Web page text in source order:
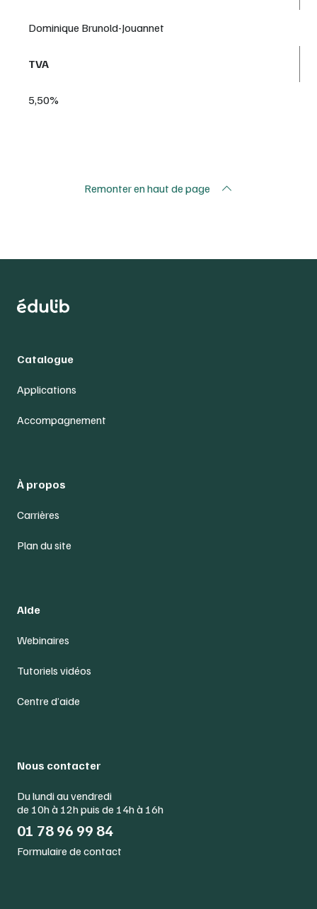
Dominique Brunold-Jouannet
TVA
5,50%
Remonter en haut de page
Catalogue
Applications
Accompagnement
À propos
Carrières
Plan du site
Aide
Webinaires
Tutoriels vidéos
Centre d’aide
Nous contacter
Du lundi au vendredi
de 10h à 12h puis de 14h à 16h
01 78 96 99 84
Formulaire de contact